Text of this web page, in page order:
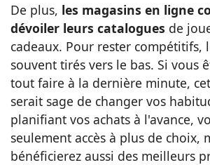
De plus, les magasins en ligne
dévoiler leurs catalogues de
cadeaux. Pour rester compétitifs,
souvent tirés vers le bas. Si vous
tout faire à la dernière minute,
serait sage de changer vos
planifiant vos achats à l'avance,
seulement accès à plus de choix,
bénéficierez aussi des meilleurs